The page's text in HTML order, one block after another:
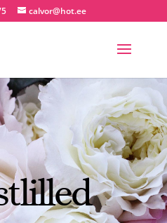
calvor@hot.ee